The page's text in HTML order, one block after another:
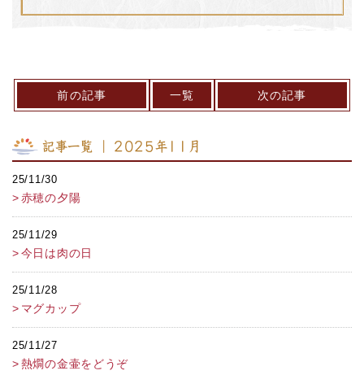
前の記事 一覧 次の記事
記事一覧 ｜ 2025年11月
25/11/30
赤穂の夕陽
25/11/29
今日は肉の日
25/11/28
マグカップ
25/11/27
熱燗の金壷をどうぞ